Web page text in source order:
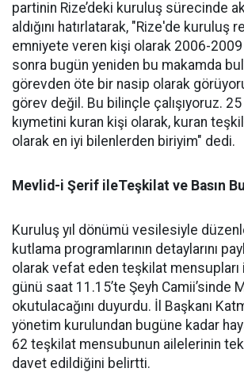
partinin Rize’deki kuruluş sürecinde
aldığını hatırlatarak, "Rize'de kuruluş
emniyete veren kişi olarak 2006-
sonra bugün yeniden bu makamda
görevden öte bir nasip olarak
görev değil. Bu bilinçle çalışıyoruz. 25
kıymetini kuran kişi olarak, kuran
olarak en iyi bilenlerden biriyim" dedi.
Mevlid-i Şerif ileTeşkilat ve Basın
Kuruluş yıl dönümü vesilesiyle
kutlama programlarının detaylarını
olarak vefat eden teşkilat
günü saat 11.15’te Şeyh Camii’sinde
okutulacağını duyurdu. İl Başkanı
yönetim kurulundan bugüne kadar
62 teşkilat mensubunun ailelerinin
davet edildiğini belirtti.